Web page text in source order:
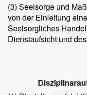
(3) Seelsorge und
von der Einleitung
Seelsorgliches
Dienstaufsicht und